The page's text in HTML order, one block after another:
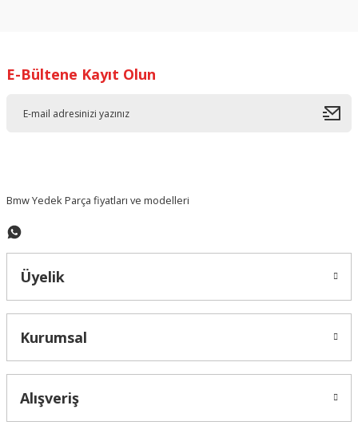
Ürün resmi kalitesiz, bozuk veya görüntülenemiyor.
E-Bültene Kayıt Olun
Bmw Yedek Parça fiyatları ve modelleri
Üyelik
Kurumsal
Alışveriş